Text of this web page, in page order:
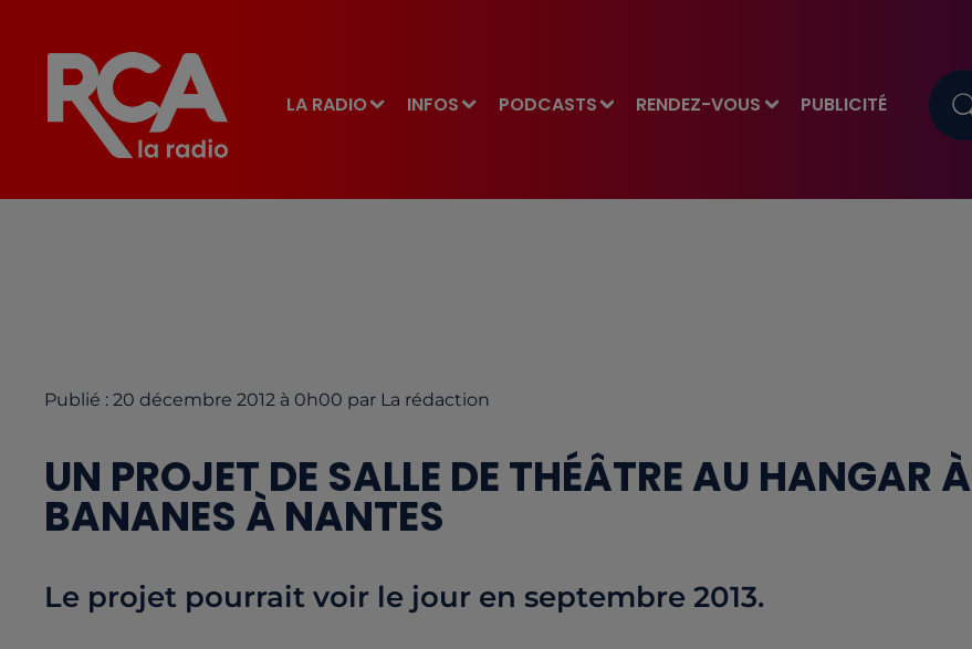
LA RADIO INFOS PODCASTS RENDEZ-VOUS PUBLICITÉ
Publié : 20 décembre 2012 à 0h00 par La rédaction
UN PROJET DE SALLE DE THÉÂTRE AU HANGAR À
BANANES À NANTES
Le projet pourrait voir le jour en septembre 2013.